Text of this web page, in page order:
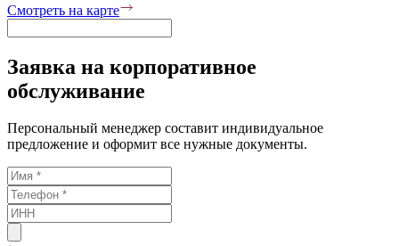
Смотреть на карте
Заявка на корпоративное
обслуживание
Персональный менеджер составит индивидуальное
предложение и оформит все нужные документы.